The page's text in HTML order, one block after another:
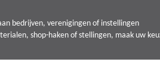
bedrijven, verenigingen of instellingen
shop-haken of stellingen, maak uw